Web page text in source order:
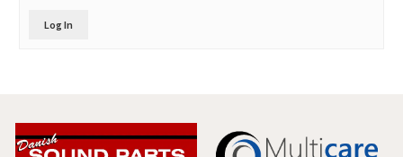
Log In